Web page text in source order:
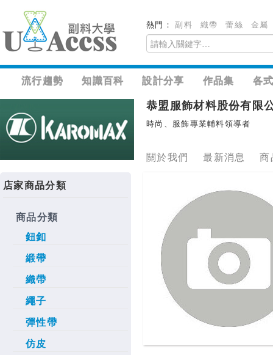
熱門：副料 織帶 蕾絲 金屬
流行趨勢 知識百科 設計分享 作品集 各
恭盟服飾材料股份有限
時尚、服飾專業輔料領導者
關於我們 最新消息 商
店家商品分類
商品分類
鈕釦
緞帶
織帶
繩子
彈性帶
仿皮